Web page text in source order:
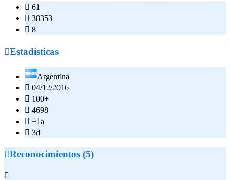
 61
 38353
 8
Estadísticas
Argentina
 04/12/2016
 100+
 4698
 +1a
 3d
Reconocimientos (5)
